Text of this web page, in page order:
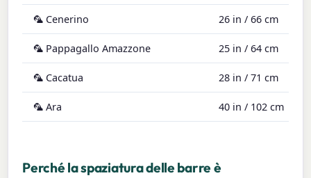
🦜 Cenerino 26 in / 66 cm
🦜 Pappagallo Amazzone 25 in / 64 cm
🦜 Cacatua 28 in / 71 cm
🦜 Ara 40 in / 102 cm
Perché la spaziatura delle barre è